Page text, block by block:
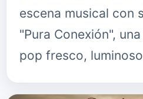
escena musical con
"Pura Conexión",
pop fresco,